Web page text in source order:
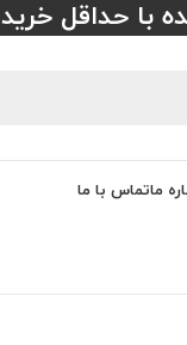
۵ میلیون تومان ! برای خرید
ماتماس با ما